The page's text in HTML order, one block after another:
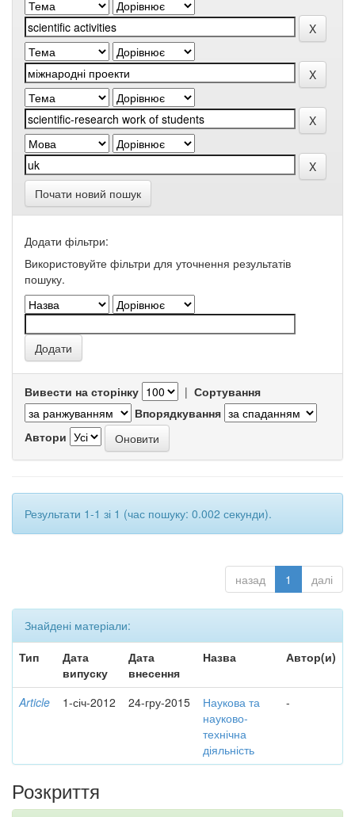
Почати новий пошук
Додати фільтри:
Використовуйте фільтри для уточнення результатів
пошуку.
Вивести на сторінку | Сортування
Впорядкування
Автори
Результати 1-1 зі 1 (час пошуку: 0.002 секунди).
назад 1 далі
Знайдені матеріали:
Тип
Дата
випуску
Дата
внесення
Назва Автор(и)
Article 1-січ-2012 24-гру-2015
Наукова та
науково-
технічна
діяльність
-
Розкриття